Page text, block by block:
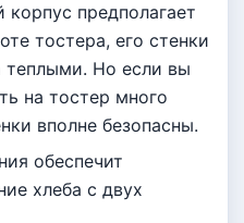
предполагает
тостера, его стенки
теплыми. Но если вы
на тостер много
вполне безопасны.
обеспечит
хлеба с двух